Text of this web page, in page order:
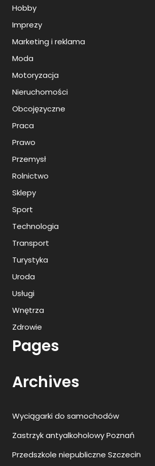
Hobby
Imprezy
Marketing i reklama
Moda
Motoryzacja
Nieruchomości
Obcojęzyczne
Praca
Prawo
Przemysł
Rolnictwo
Sklepy
Sport
Technologia
Transport
Turystyka
Uroda
Usługi
Wnętrza
Zdrowie
Pages
Archives
Wyciągarki do samochodów
Zastrzyk antyalkoholowy Poznań
Przedszkole niepubliczne Szczecin